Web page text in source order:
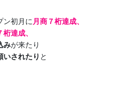
ン初月に 月商７桁達成、
桁達成、
みが来たり
いされたり と